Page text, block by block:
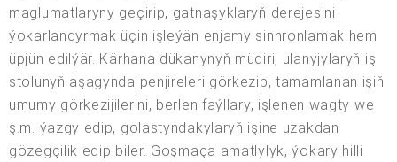
maglumatlaryny geçirip, gatnaşyklaryň derejesini
ýokarlandyrmak üçin işleýän enjamy sinhronlamak hem
üpjün edilýär. Kärhana dükanynyň müdiri, ulanyjylaryň iş
stolunyň aşagynda penjireleri görkezip, tamamlanan işiň
umumy görkezijilerini, berlen faýllary, işlenen wagty we
ş.m. ýazgy edip, golastyndakylaryň işine uzakdan
gözegçilik edip biler. Goşmaça amatlylyk, ýokary hilli